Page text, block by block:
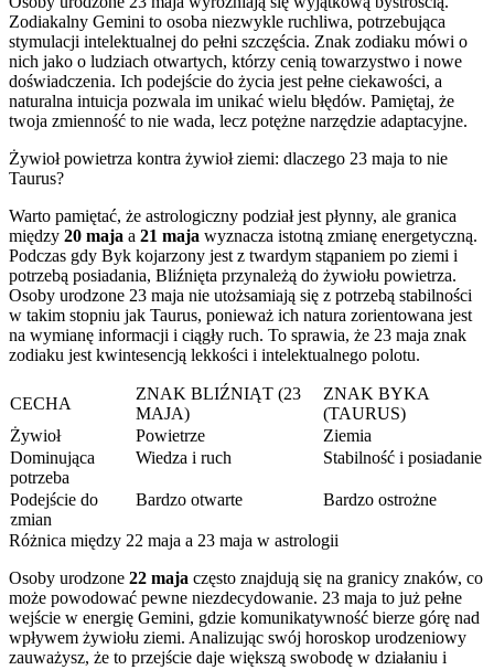
Zodiakalny Gemini to osoba niezwykle ruchliwa, potrzebująca
stymulacji intelektualnej do pełni szczęścia. Znak zodiaku mówi o
nich jako o ludziach otwartych, którzy cenią towarzystwo i nowe
doświadczenia. Ich podejście do życia jest pełne ciekawości, a
naturalna intuicja pozwala im unikać wielu błędów. Pamiętaj, że
twoja zmienność to nie wada, lecz potężne narzędzie adaptacyjne.
Żywioł powietrza kontra żywioł ziemi: dlaczego 23 maja to nie
Taurus?
Warto pamiętać, że astrologiczny podział jest płynny, ale granica
między 20 maja a 21 maja wyznacza istotną zmianę energetyczną.
Podczas gdy Byk kojarzony jest z twardym stąpaniem po ziemi i
potrzebą posiadania, Bliźnięta przynależą do żywiołu powietrza.
Osoby urodzone 23 maja nie utożsamiają się z potrzebą stabilności
w takim stopniu jak Taurus, ponieważ ich natura zorientowana jest
na wymianę informacji i ciągły ruch. To sprawia, że 23 maja znak
zodiaku jest kwintesencją lekkości i intelektualnego polotu.
CECHA
ZNAK BLIŹNIĄT (23
MAJA)
ZNAK BYKA
(TAURUS)
Żywioł
Powietrze
Ziemia
Dominująca
potrzeba
Wiedza i ruch Stabilność i posiadanie
Podejście do
zmian
Bardzo otwarte Bardzo ostrożne
Różnica między 22 maja a 23 maja w astrologii
Osoby urodzone 22 maja często znajdują się na granicy znaków, co
może powodować pewne niezdecydowanie. 23 maja to już pełne
wejście w energię Gemini, gdzie komunikatywność bierze górę nad
wpływem żywiołu ziemi. Analizując swój horoskop urodzeniowy
zauważysz, że to przejście daje większą swobodę w działaniu i